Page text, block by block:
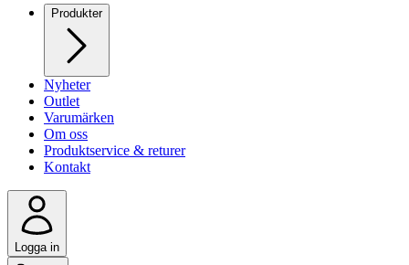
Produkter
Nyheter
Outlet
Varumärken
Om oss
Produktservice & returer
Kontakt
Logga in